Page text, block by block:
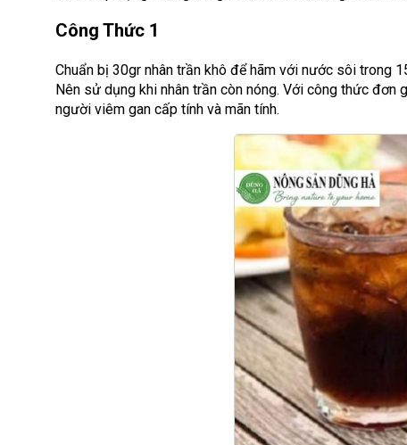
Công Thức 1
Chuẩn bị 30gr nhân trần khô để hãm với nước sôi trong
Nên sử dụng khi nhân trần còn nóng. Với công thức
người viêm gan cấp tính và mãn tính.